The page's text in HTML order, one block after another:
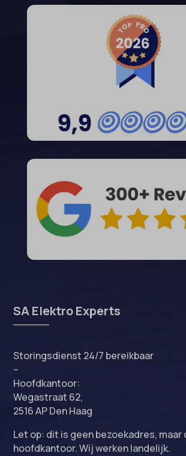
SA Elektro Experts
Storingsdienst 24/7 bereikbaar
–
Hoofdkantoor:
Wegastraat 62,
2516 AP Den Haag
Let op: dit is geen bezoekadres, maar
hoofdkantoor. Wij werken landelijk.